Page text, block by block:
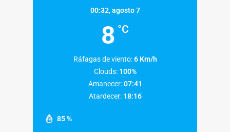
00:32,agosto 7
8 °C
85 %
Ráfagas de viento: 6 Km/h
Clouds: 100%
Amanecer: 07:41
Atardecer: 18:16